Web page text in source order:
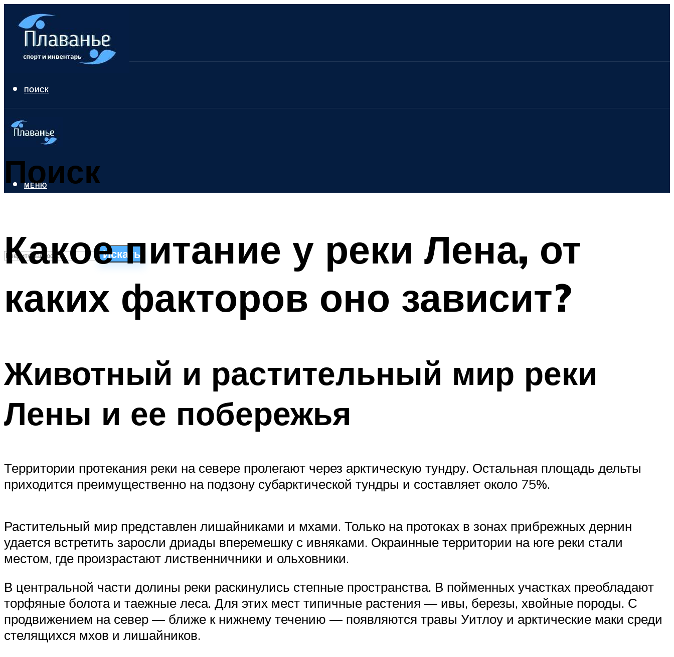
ПОИСК
Поиск
Искать
ПЛАВАНЬЕ ДЛЯ ДЕТЕЙ
ПЛАВАНЬЕ ДЛЯ ПОХУДЕНИЯ
МЕНЮ
МЕНЮ
Какое питание у реки Лена, от
каких факторов оно зависит?
Животный и растительный мир реки
Лены и ее побережья
Территории протекания реки на севере пролегают через арктическую тундру. Остальная площадь дельты
приходится преимущественно на подзону субарктической тундры и составляет около 75%.
Растительный мир представлен лишайниками и мхами. Только на протоках в зонах прибрежных дернин
удается встретить заросли дриады вперемешку с ивняками. Окраинные территории на юге реки стали
местом, где произрастают лиственничники и ольховники.
В центральной части долины реки раскинулись степные пространства. В пойменных участках преобладают
торфяные болота и таежные леса. Для этих мест типичные растения — ивы, березы, хвойные породы. С
продвижением на север — ближе к нижнему течению — появляются травы Уитлоу и арктические маки среди
стелящихся мхов и лишайников.